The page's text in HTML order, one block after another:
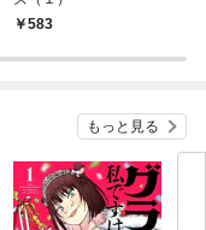
583
もっと見る